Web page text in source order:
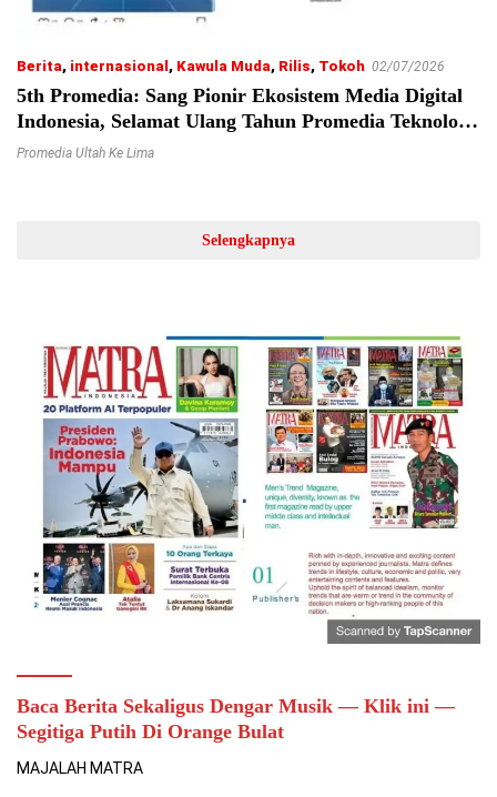
Berita, internasional , Kawula Muda, Rilis, Tokoh 02/07/2026
5th Promedia: Sang Pionir Ekosistem Media Digital
Indonesia, Selamat Ulang Tahun Promedia Teknologi
Indonesia!
Promedia Ultah Ke Lima
Selengkapnya
Baca Berita Sekaligus Dengar Musik — Klik ini —
Segitiga Putih Di Orange Bulat
MAJALAH MATRA